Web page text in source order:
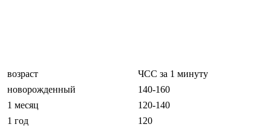
возраст
ЧСС за 1 минуту
новорожденный
140-160
1 месяц
120-140
1 год
120